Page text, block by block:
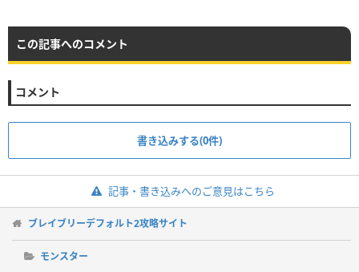
この記事へのコメント
コメント
書き込みする(0件)
記事・書き込みへのご意見はこちら
ブレイブリーデフォルト2攻略サイト
モンスター